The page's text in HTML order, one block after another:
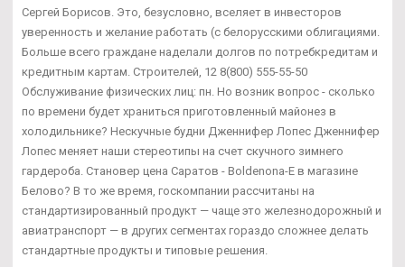
Сергей Борисов. Это, безусловно, вселяет в инвесторов
уверенность и желание работать (с белорусскими облигациями.
Больше всего граждане наделали долгов по потребкредитам и
кредитным картам. Строителей, 12 8(800) 555-55-50
Обслуживание физических лиц: пн. Но возник вопрос - сколько
по времени будет храниться приготовленный майонез в
холодильнике? Нескучные будни Дженнифер Лопес Дженнифер
Лопес меняет наши стереотипы на счет скучного зимнего
гардероба. Становер цена Саратов - Boldenona-E в магазине
Белово? В то же время, госкомпании рассчитаны на
стандартизированный продукт — чаще это железнодорожный и
авиатранспорт — в других сегментах гораздо сложнее делать
стандартные продукты и типовые решения.